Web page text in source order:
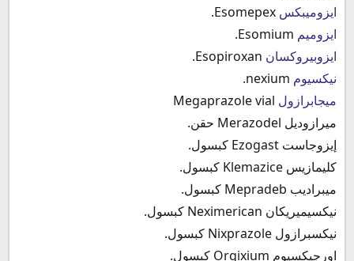
ايزوميبكس
ايزوميم
ايزوبيروكسان
نيكسيوم
ميجابرازول
ميرازوديل Merazodel حقن.
إيزوجاست Ezogast كبسول.
كليمازيس Klemazice كبسول.
ميبراديب Mepradeb كبسول.
نيكسيميريكان Neximerican كبسول.
نيكسبرازول Nixprazole كبسول.
اورجيكسيوم Orgixium كبسول.